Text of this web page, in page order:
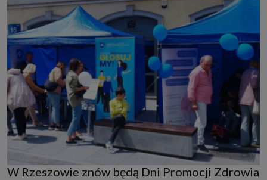
W Rzeszowie znów będą Dni Promocji Zdrowia